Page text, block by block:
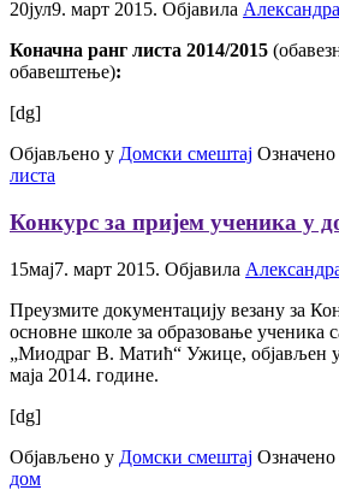
20јул9. март 2015. Објавила
Коначна ранг листа 2014/2015
обавештење):
[dg]
Објављено у Домски смештај Означено
листа
Конкурс за пријем ученика у
15мај7. март 2015. Објавила
Преузмите документацију везану за
основне школе за образовање ученика
„Миодраг В. Матић“ Ужице, објављен
маја 2014. године.
[dg]
Објављено у Домски смештај Означено
дом